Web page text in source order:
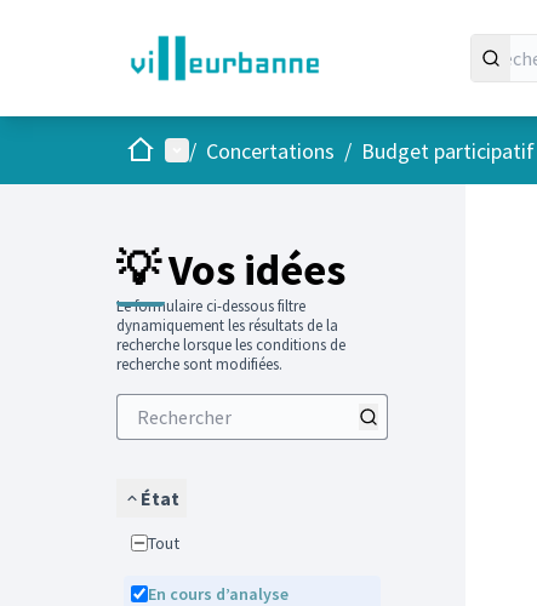
AccueilMenu principal
/ Concertations / Budget participatif
💡 Vos idées
Le formulaire ci-dessous filtre
dynamiquement les résultats de la
recherche lorsque les conditions de
recherche sont modifiées.
État
Tout
En cours d’analyse